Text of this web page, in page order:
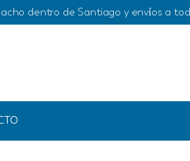
dentro de Santiago y envíos a